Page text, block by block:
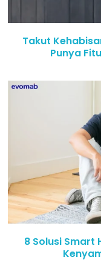
Takut
Punya
8 Solusi Smart